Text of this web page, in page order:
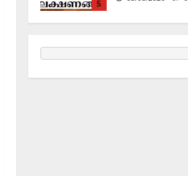
1
കൃഷ്ണ
ജ്ഞാനവും
06/08/2026 0